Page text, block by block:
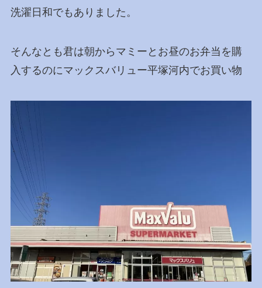
洗濯日和でもありました。
そんなとも君は朝からマミーとお昼のお弁当を購
入するのにマックスバリュー平塚河内でお買い物